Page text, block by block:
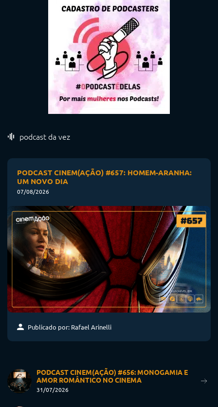
podcast da vez
PODCAST CINEM(AÇÃO) #657: HOMEM-ARANHA:
UM NOVO DIA
07/08/2026
Publicado por: Rafael Arinelli
PODCAST CINEM(AÇÃO) #656: MONOGAMIA E
AMOR ROMÂNTICO NO CINEMA
31/07/2026